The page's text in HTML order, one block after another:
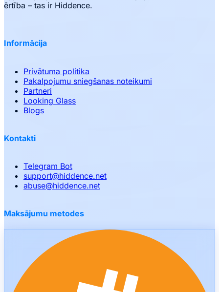
ērtība – tas ir Hiddence.
Informācija
Privātuma politika
Pakalpojumu sniegšanas noteikumi
Partneri
Looking Glass
Blogs
Kontakti
Telegram Bot
support@hiddence.net
abuse@hiddence.net
Maksājumu metodes